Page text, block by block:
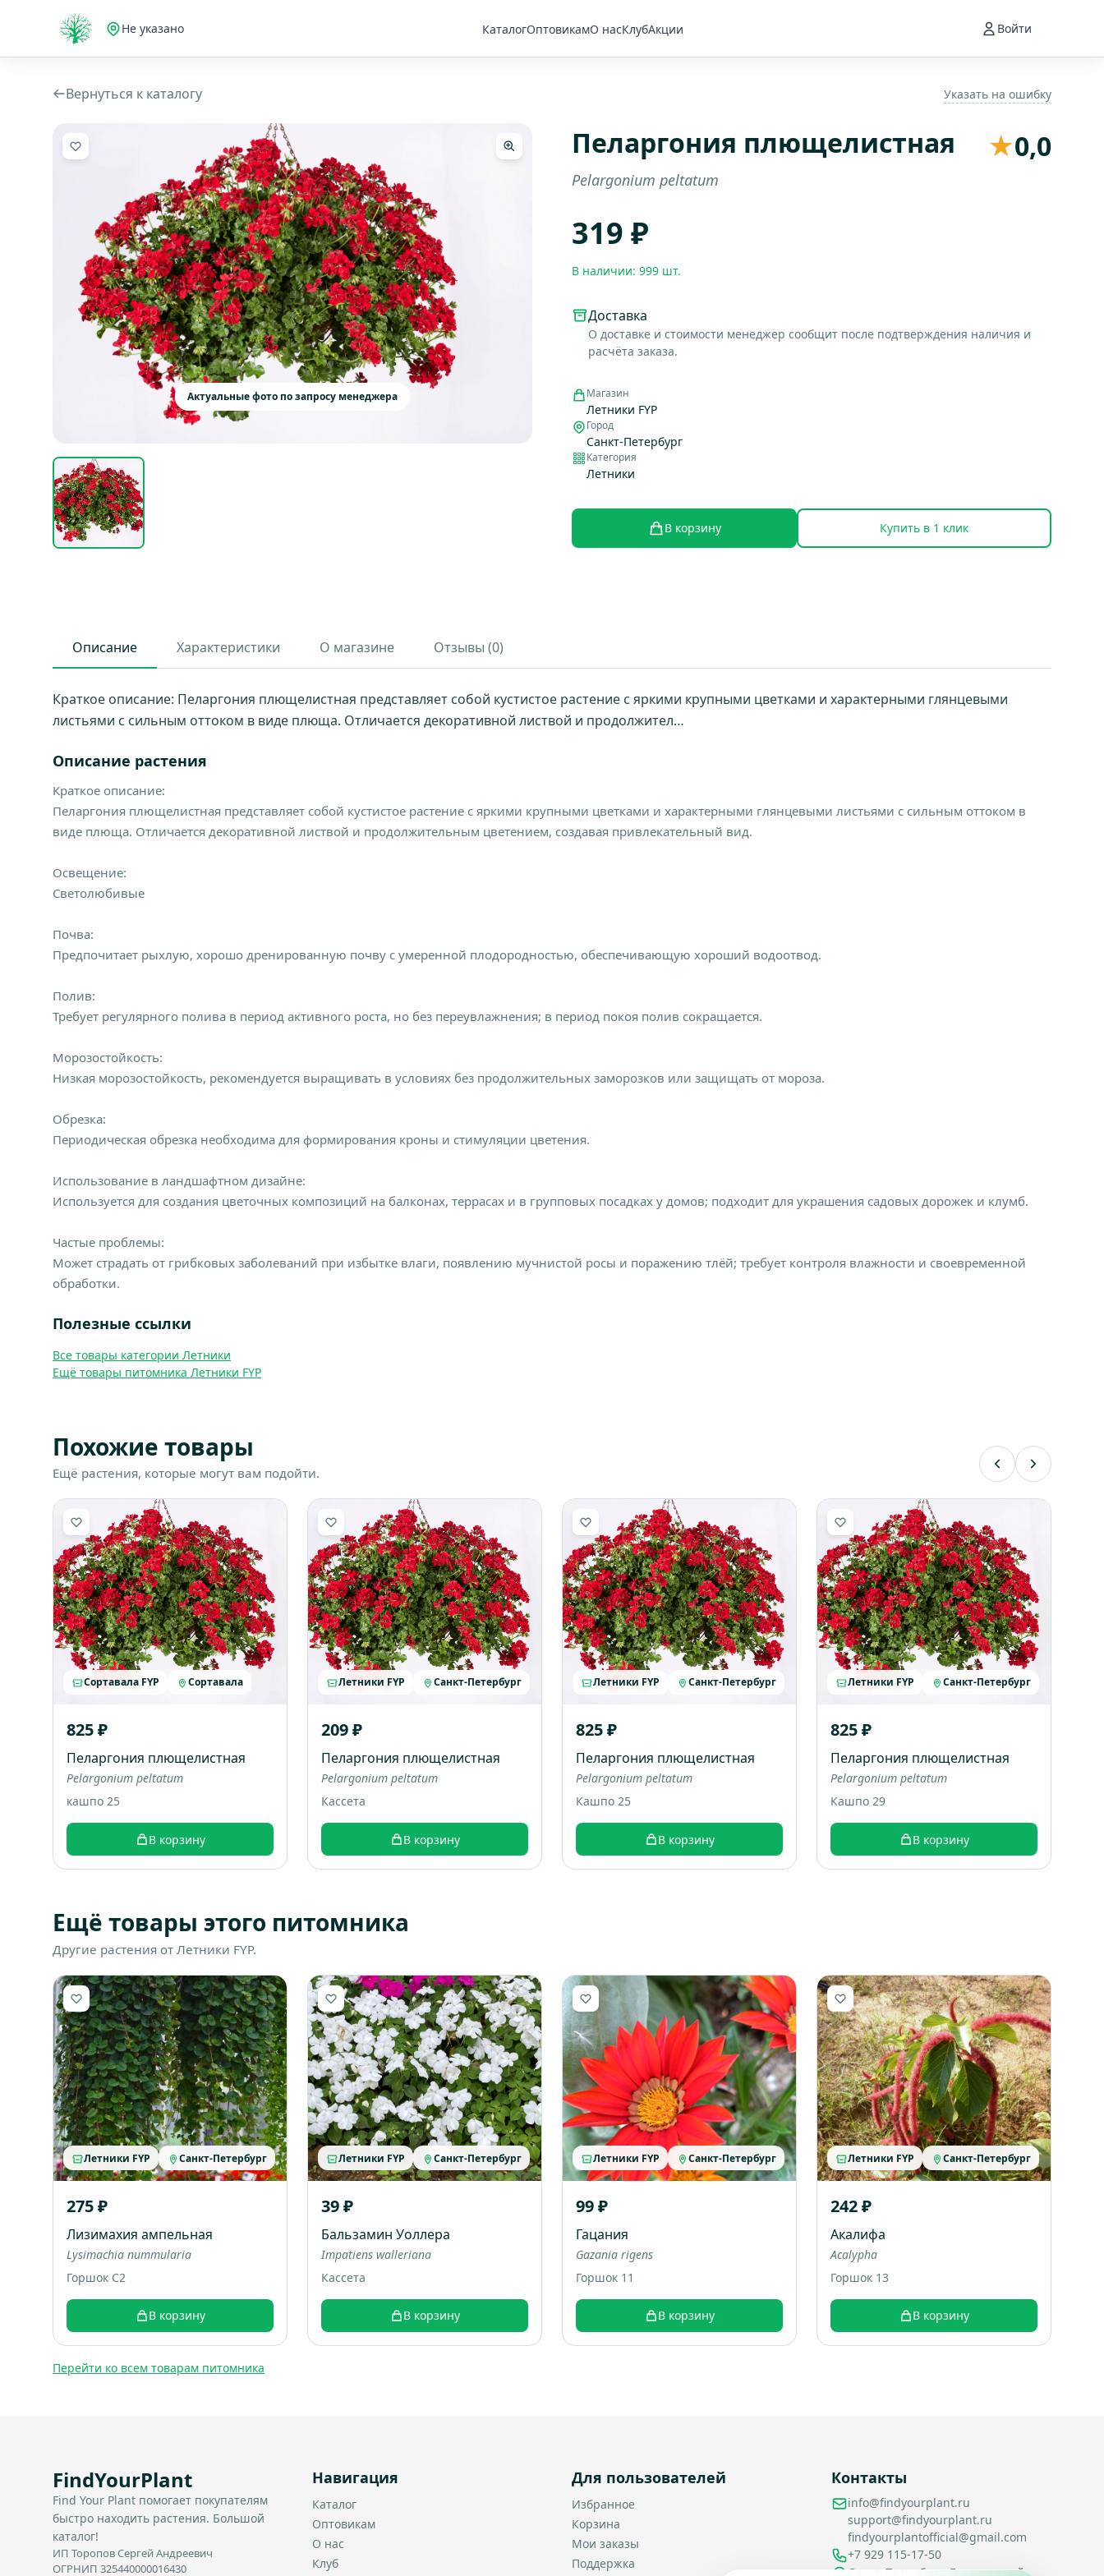
Не указано КаталогОптовикамО насКлубАкции Войти
Вернуться к каталогу Указать на ошибку
Актуальные фото по запросу менеджера
Пеларгония плющелистная ★0,0
Pelargonium peltatum
319 ₽
В наличии: 999 шт.
Доставка
О доставке и стоимости менеджер сообщит после подтверждения наличия и
расчёта заказа.
Магазин
Летники FYP
Город
Санкт-Петербург
Категория
Летники
В корзину Купить в 1 клик
Описание Характеристики О магазине Отзывы (0)
Краткое описание: Пеларгония плющелистная представляет собой кустистое растение с яркими крупными цветками и характерными глянцевыми
листьями с сильным оттоком в виде плюща. Отличается декоративной листвой и продолжител…
Описание растения
Краткое описание:
Пеларгония плющелистная представляет собой кустистое растение с яркими крупными цветками и характерными глянцевыми листьями с сильным оттоком в
виде плюща. Отличается декоративной листвой и продолжительным цветением, создавая привлекательный вид.
Освещение:
Светолюбивые
Почва:
Предпочитает рыхлую, хорошо дренированную почву с умеренной плодородностью, обеспечивающую хороший водоотвод.
Полив:
Требует регулярного полива в период активного роста, но без переувлажнения; в период покоя полив сокращается.
Морозостойкость:
Низкая морозостойкость, рекомендуется выращивать в условиях без продолжительных заморозков или защищать от мороза.
Обрезка:
Периодическая обрезка необходима для формирования кроны и стимуляции цветения.
Использование в ландшафтном дизайне:
Используется для создания цветочных композиций на балконах, террасах и в групповых посадках у домов; подходит для украшения садовых дорожек и клумб.
Частые проблемы:
Может страдать от грибковых заболеваний при избытке влаги, появлению мучнистой росы и поражению тлёй; требует контроля влажности и своевременной
обработки.
Полезные ссылки
Все товары категории Летники
Ещё товары питомника Летники FYP
Похожие товары
Ещё растения, которые могут вам подойти.
Сортавала FYP Сортавала
825 ₽
Пеларгония плющелистная
Pelargonium peltatum
кашпо 25
В корзину
Летники FYP Санкт-Петербург
209 ₽
Пеларгония плющелистная
Pelargonium peltatum
Кассета
В корзину
Летники FYP Санкт-Петербург
825 ₽
Пеларгония плющелистная
Pelargonium peltatum
Кашпо 25
В корзину
Летники FYP Санкт-Петербург
825 ₽
Пеларгония плющелистная
Pelargonium peltatum
Кашпо 29
В корзину
Ещё товары этого питомника
Другие растения от Летники FYP.
Летники FYP Санкт-Петербург
275 ₽
Лизимахия ампельная
Lysimachia nummularia
Горшок С2
В корзину
Летники FYP Санкт-Петербург
39 ₽
Бальзамин Уоллера
Impatiens walleriana
Кассета
В корзину
Летники FYP Санкт-Петербург
99 ₽
Гацания
Gazania rigens
Горшок 11
В корзину
Летники FYP Санкт-Петербург
242 ₽
Акалифа
Acalypha
Горшок 13
В корзину
Перейти ко всем товарам питомника
FindYourPlant
Find Your Plant помогает покупателям
быстро находить растения. Большой
каталог!
ИП Торопов Сергей Андреевич
ОГРНИП 325440000016430
Навигация
Каталог
Оптовикам
О нас
Клуб
Для пользователей
Избранное
Корзина
Мои заказы
Поддержка
Контакты
info@findyourplant.ru
support@findyourplant.ru
findyourplantofficial@gmail.com
+7 929 115-17-50
Санкт-Петербург, Гражданский